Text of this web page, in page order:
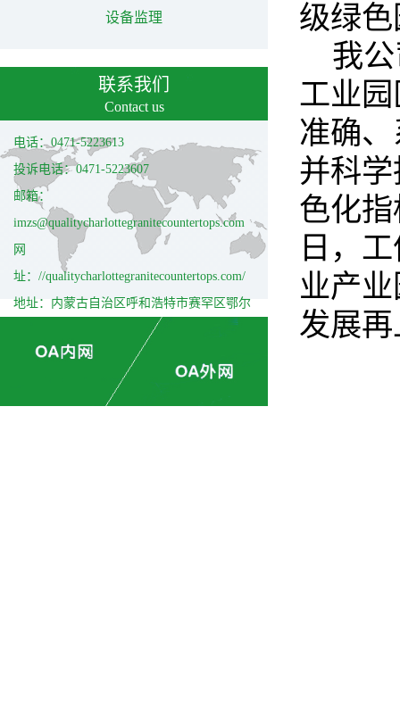
设备监理
联系我们
Contact us
电话：0471-5223613
投诉电话：0471-5223607
邮箱：
imzs@qualitycharlottegranitecountertops.com
网
址：//qualitycharlottegranitecountertops.com/
地址：内蒙古自治区呼和浩特市赛罕区鄂尔
多斯东街12号银联大厦10层
级绿
我
工业
准确
并科
色化
日，
业产
发展